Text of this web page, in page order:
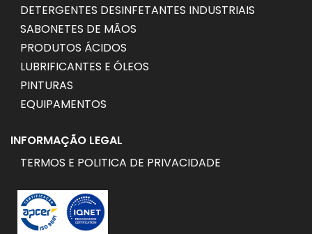
DETERGENTES DESINFETANTES INDUSTRIAIS
SABONETES DE MÃOS
PRODUTOS ÁCIDOS
LUBRIFICANTES E ÓLEOS
PINTURAS
EQUIPAMENTOS
INFORMAÇÃO LEGAL
TERMOS E POLITICA DE PRIVACIDADE